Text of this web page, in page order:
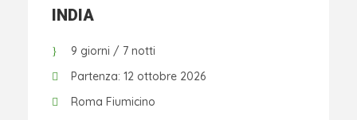
INDIA
9 giorni / 7 notti
Partenza: 12 ottobre 2026
Roma Fiumicino